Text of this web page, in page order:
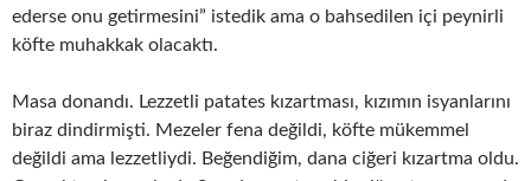
ederse onu getirmesini” istedik ama o bahsedilen içi peynirli
köfte muhakkak olacaktı.
Masa donandı. Lezzetli patates kızartması, kızımın isyanlarını
biraz dindirmişti. Mezeler fena değildi, köfte mükemmel
değildi ama lezzetliydi. Beğendiğim, dana ciğeri kızartma oldu.